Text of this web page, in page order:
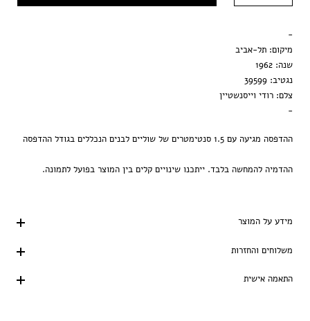
הדפסה בלבד
-
מיקום: תל-אביב
שנה: 1962
נגטיב: 39599
צלם: רודי וייסנשטיין
-
ההדפסה מגיעה עם 1.5 סנטימטרים של שוליים לבנים הנכללים בגודל ההדפסה
ההדמיה להמחשה בלבד. ייתכנו שינויים קלים בין המוצר בפועל לתמונה.
מידע על המוצר
משלוחים והחזרות
התאמה אישית